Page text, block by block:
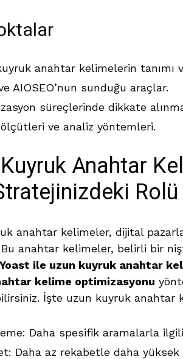
anahtar kelimelerin tanımı
AIOSEO’nun sunduğu araçlar.
süreçlerinde dikkate
ölçütleri ve analiz yöntemleri.
Anahtar
Rolü
anahtar kelimeler, dijital
anahtar kelimeler, belirli bir
Yoast ile uzun kuyruk anahtar
kelime optimizasyonu
İşte uzun kuyruk anahtar
Daha spesifik aramalarla
Daha az rekabetle daha